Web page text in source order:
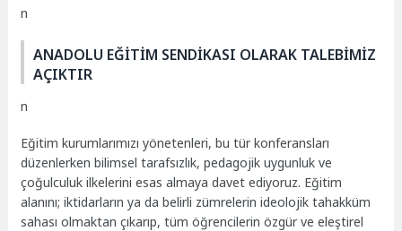
n
ANADOLU EĞİTİM SENDİKASI OLARAK TALEBİMİZ
AÇIKTIR
n
Eğitim kurumlarımızı yönetenleri, bu tür konferansları
düzenlerken bilimsel tarafsızlık, pedagojik uygunluk ve
çoğulculuk ilkelerini esas almaya davet ediyoruz. Eğitim
alanını; iktidarların ya da belirli zümrelerin ideolojik tahakküm
sahası olmaktan çıkarıp, tüm öğrencilerin özgür ve eleştirel